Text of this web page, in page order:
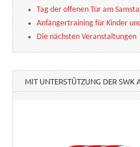
Tag der offenen Tür am
Anfängertraining für Kinder
Die nächsten Veranstaltungen
MIT UNTERSTÜTZUNG DER SWK